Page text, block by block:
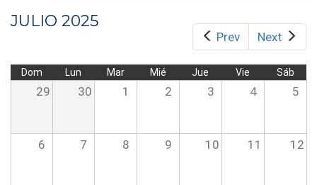
Prev Next
JULIO 2025
Dom Lun Mar Mié Jue Vie Sáb
29 30 1 2 3 4 5
6 7 8 9 10 11 12